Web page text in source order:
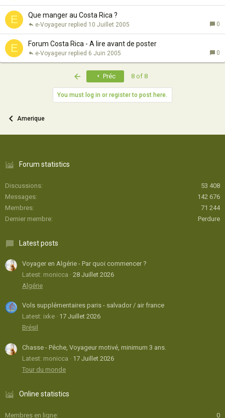
E Que manger au Costa Rica ?
0
10 Juillet 2005
e-Voyageur
E Forum Costa Rica - A lire avant de poster
0
6 Juin 2005
e-Voyageur
Préc 8 of 8
You must log in or register to post here.
Amerique
Forum statistics
Discussions
53 408
Messages
142 676
Membres
71 244
Dernier membre
Perdure
Latest posts
Voyager en Algérie - Par quoi commencer ?
Latest: monicca
28 Juillet 2026
Algérie
Vols supplémentaires paris - salvador / air france
Latest: ixke
17 Juillet 2026
Brésil
Chasse - Pêche, Voyageur motivé, minimum 3 ans.
Latest: monicca
17 Juillet 2026
Tour du monde
Online statistics
Membres en ligne 0